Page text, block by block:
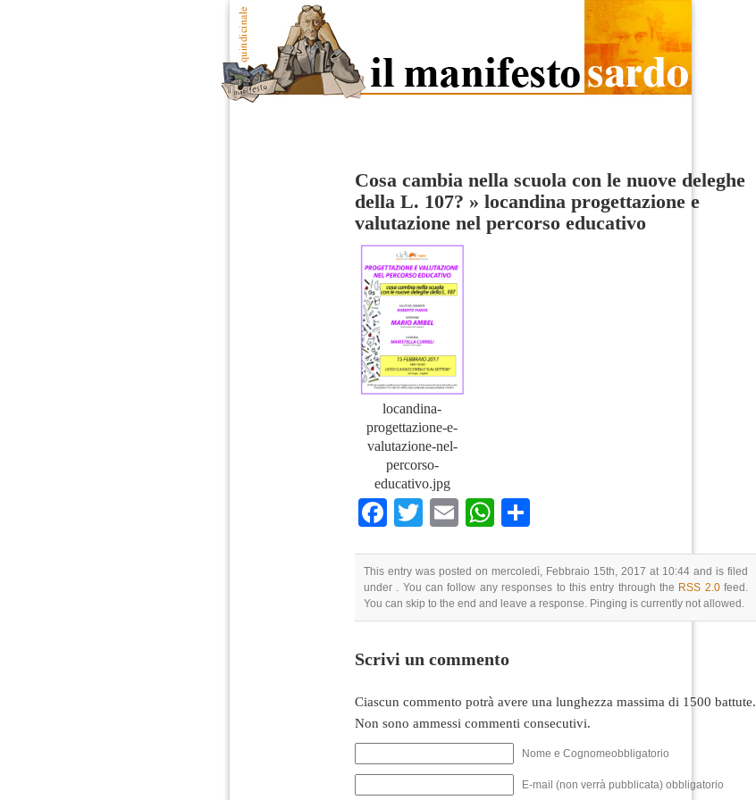
Cosa cambia nella scuola con le nuove deleghe
della L. 107? » locandina progettazione e
valutazione nel percorso educativo
locandina-
progettazione-e-
valutazione-nel-
percorso-
educativo.jpg
Facebook
TwitterEmailWhatsApp
This entry was posted on mercoledì, Febbraio 15th, 2017 at 10:44 and is filed
under . You can follow any responses to this entry through the RSS 2.0feed.
You can skip to the end and leave a response. Pinging is currently not allowed.
Scrivi un commento
Ciascun commento potrà avere una lunghezza massima di 1500 battute.
Non sono ammessi commenti consecutivi.
Nome e Cognomeobbligatorio
E-mail (non verrà pubblicata) obbligatorio